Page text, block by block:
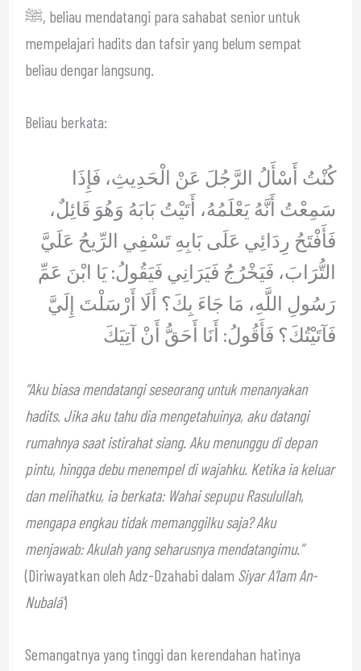
ﷺ, beliau mendatangi para sahabat senior untuk
mempelajari hadits dan tafsir yang belum sempat
beliau dengar langsung.
Beliau berkata:
كُنْتُ أَسْأَلُ الرَّجُلَ عَنْ الْحَدِيثِ، فَإِذَا
سَمِعْتُ أَنَّهُ يَعْلَمُهُ، أَتَيْتُ بَابَهُ وَهُوَ قَائِلٌ،
فَأَفْتَحُ رِدَائِي عَلَى بَابِهِ تَسْفِي الرِّيحُ عَلَيَّ
التُّرَابَ، فَيَخْرُجُ فَيَرَانِي فَيَقُولُ: يَا ابْنَ عَمِّ
رَسُولِ اللَّهِ، مَا جَاءَ بِكَ؟ أَلَا أَرْسَلْتَ إِلَيَّ
فَآتَيْتُكَ؟ فَأَقُولُ: أَنَا أَحَقُّ أَنْ آتِيَكَ
“Aku biasa mendatangi seseorang untuk menanyakan
hadits. Jika aku tahu dia mengetahuinya, aku datangi
rumahnya saat istirahat siang. Aku menunggu di depan
pintu, hingga debu menempel di wajahku. Ketika ia keluar
dan melihatku, ia berkata: Wahai sepupu Rasulullah,
mengapa engkau tidak memanggilku saja? Aku
menjawab: Akulah yang seharusnya mendatangimu.”
(Diriwayatkan oleh Adz-Dzahabi dalam Siyar A‘lam An-
Nubalā’)
Semangatnya yang tinggi dan kerendahan hatinya